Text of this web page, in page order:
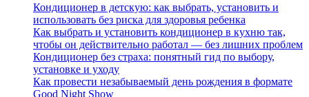
Кондиционер в детскую: как выбрать, установить и
использовать без риска для здоровья ребенка
Как выбрать и установить кондиционер в кухню так,
чтобы он действительно работал — без лишних проблем
Кондиционер без страха: понятный гид по выбору,
установке и уходу
Как провести незабываемый день рождения в формате
Good Night Show